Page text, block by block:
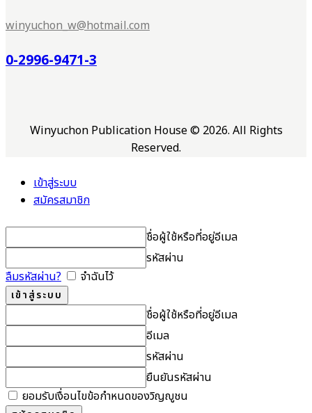
winyuchon_w@hotmail.com
0-2996-9471-3
Winyuchon Publication House © 2026. All Rights
Reserved.
เข้าสู่ระบบ
สมัครสมาชิก
ชื่อผู้ใช้หรือที่อยู่อีเมล
รหัสผ่าน
ลืมรหัสผ่าน?
จำฉันไว้
ชื่อผู้ใช้หรือที่อยู่อีเมล
อีเมล
รหัสผ่าน
ยืนยันรหัสผ่าน
ยอมรับเงื่อนไขข้อกำหนดของวิญญูชน